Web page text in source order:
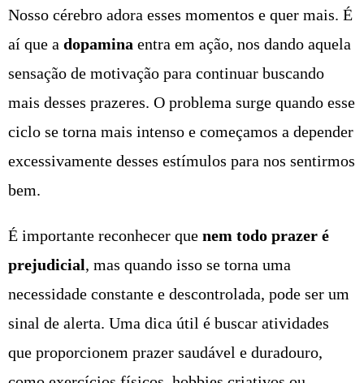
Nosso cérebro adora esses momentos e quer mais. É
aí que a dopamina entra em ação, nos dando aquela
sensação de motivação para continuar buscando
mais desses prazeres. O problema surge quando esse
ciclo se torna mais intenso e começamos a depender
excessivamente desses estímulos para nos sentirmos
bem.
É importante reconhecer que nem todo prazer é
prejudicial, mas quando isso se torna uma
necessidade constante e descontrolada, pode ser um
sinal de alerta. Uma dica útil é buscar atividades
que proporcionem prazer saudável e duradouro,